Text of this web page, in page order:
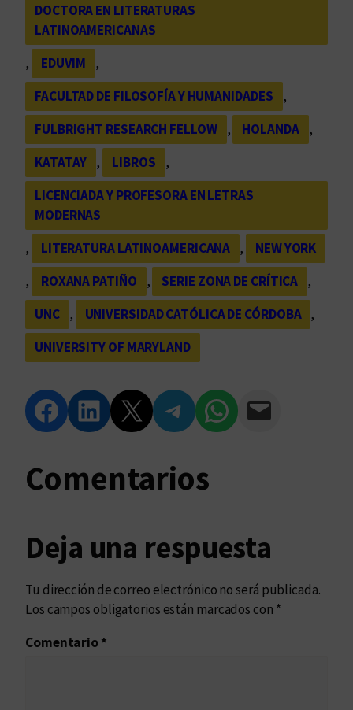
DOCTORA EN LITERATURAS
LATINOAMERICANAS
,
EDUVIM
,
FACULTAD DE FILOSOFÍA Y HUMANIDADES
,
FULBRIGHT RESEARCH FELLOW
, HOLANDA
,
KATATAY
, LIBROS
,
LICENCIADA Y PROFESORA EN LETRAS
MODERNAS
,
LITERATURA LATINOAMERICANA ,
NEW YORK
,
ROXANA PATIÑO , SERIE ZONA DE CRÍTICA
,
UNC
, UNIVERSIDAD CATÓLICA DE CÓRDOBA
,
UNIVERSITY OF MARYLAND
Compartir en Facebook Compartir en LinkedIn Compartir en Twitter Compartir en Telegram Compartir en WhatsApp Compartir vía Email
Comentarios
Deja una respuesta
Tu dirección de correo electrónico no será publicada.
Los campos obligatorios están marcados con *
Comentario*